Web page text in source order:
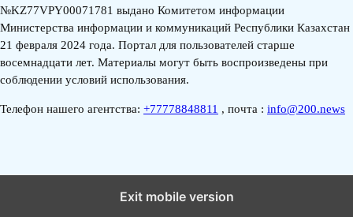
№KZ77VPY00071781 выдано Комитетом информации
Министерства информации и коммуникаций Республики Казахстан
21 февраля 2024 года. Портал для пользователей старше
восемнадцати лет. Материалы могут быть воспроизведены при
соблюдении условий использования.
Телефон нашего агентства: +77778848811 , почта : info@200.news
Exit mobile version